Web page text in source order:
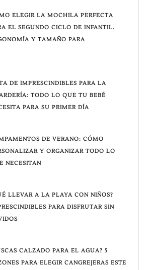
ELEGIR LA MOCHILA PERFECTA
EL SEGUNDO CICLO DE INFANTIL.
Y TAMAÑO PARA
DE IMPRESCINDIBLES PARA LA
TODO LO QUE TU BEBÉ
PARA SU PRIMER DÍA
DE VERANO: CÓMO
Y ORGANIZAR TODO LO
NECESITAN
LLEVAR A LA PLAYA CON NIÑOS?
PARA DISFRUTAR SIN
CALZADO PARA EL AGUA? 5
PARA ELEGIR CANGREJERAS ESTE